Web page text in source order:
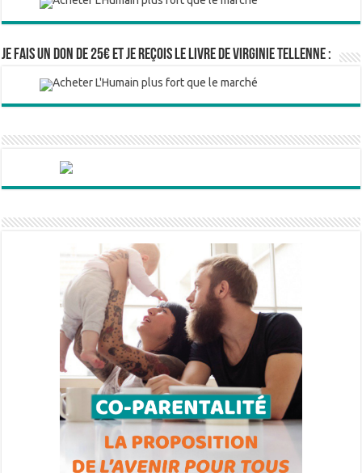
Je fais un don de 25€ et je reçois le livre de Virginie Tellenne :